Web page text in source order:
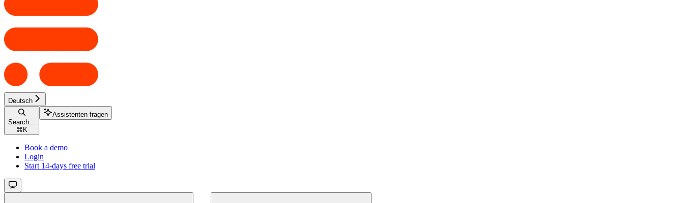
Deutsch
Search...
⌘ K
Assistenten fragen
Book a demo
Login
Start 14-days free trial